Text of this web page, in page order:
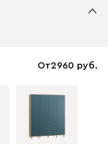
От2960